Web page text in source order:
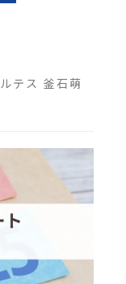
テス 釜石萌